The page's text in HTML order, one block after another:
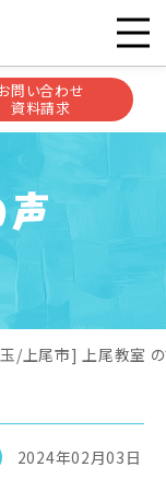
問い合わせ
資料請求
/上尾市] 上尾教室
2024年02月03日